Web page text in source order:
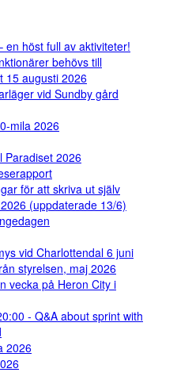
en höst full av aktiviteter!
behövs till
15 augusti 2026
vid Sundby gård
mila 2026
Paradiset 2026
för att skriva ut själv
(uppdaterade 13/6)
vid Charlottendal 6 juni
styrelsen, maj 2026
vecka på Heron City i
- Q&A about sprint with
2026